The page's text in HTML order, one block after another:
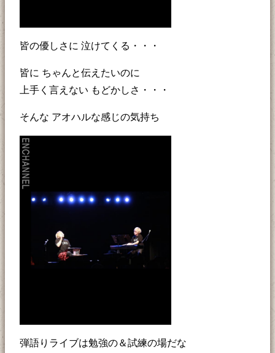
皆の優しさに 泣けてくる・・・
皆に ちゃんと伝えたいのに
上手く言えない もどかしさ・・・
そんな アオハルな感じの気持ち
弾語りライブは勉強の＆試練の場だな